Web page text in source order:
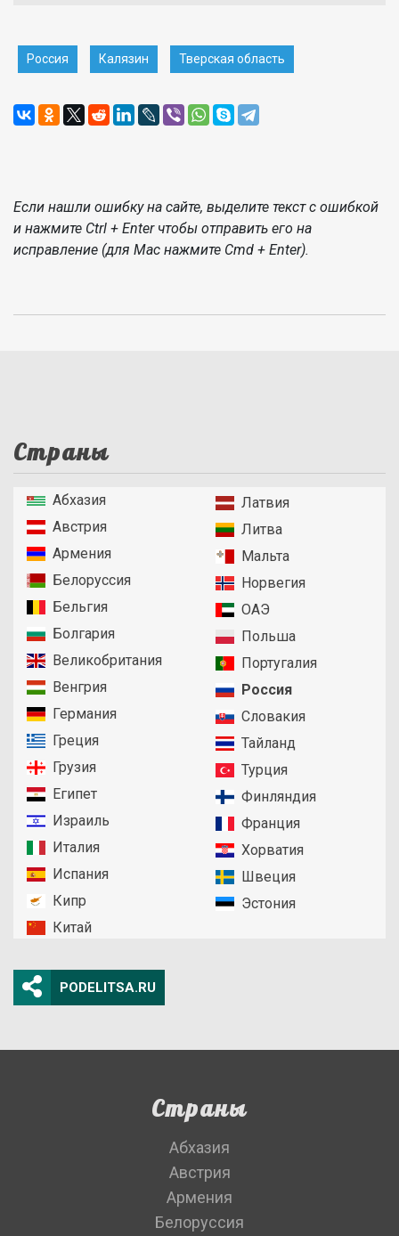
Россия Калязин Тверская область
Если нашли ошибку на сайте, выделите текст с ошибкой
и нажмите Ctrl + Enter чтобы отправить его на
исправление (для Mac нажмите Cmd + Enter).
Страны
Абхазия
Австрия
Армения
Белоруссия
Бельгия
Болгария
Великобритания
Венгрия
Германия
Греция
Грузия
Египет
Израиль
Италия
Испания
Кипр
Китай
Латвия
Литва
Мальта
Норвегия
ОАЭ
Польша
Португалия
Россия
Словакия
Тайланд
Турция
Финляндия
Франция
Хорватия
Швеция
Эстония
PODELITSA.RU
Страны
Абхазия
Австрия
Армения
Белоруссия